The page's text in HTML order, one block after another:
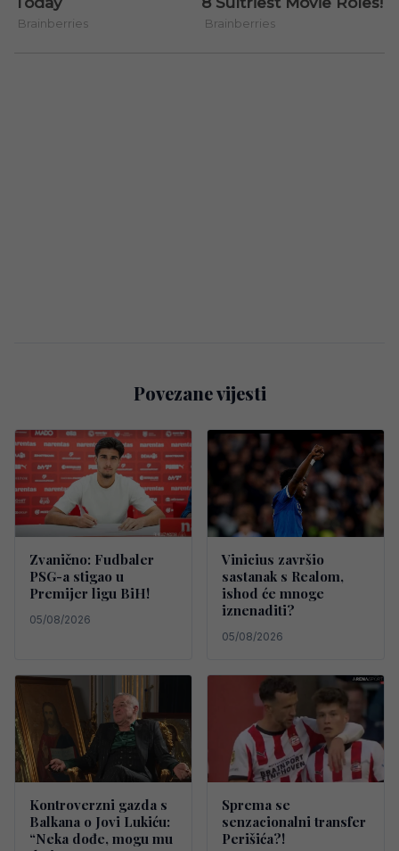
Povezane vijesti
Zvanično: Fudbaler
PSG-a stigao u
Premijer ligu BiH!
05/08/2026
Vinicius završio
sastanak s Realom,
ishod će mnoge
iznenaditi?
05/08/2026
Kontroverzni gazda s
Balkana o Jovi Lukiću:
“Neka dođe, mogu mu
Sprema se
senzacionalni transfer
Perišića?!